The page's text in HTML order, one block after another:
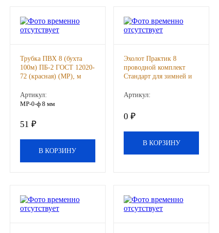
Оригинальные масла
РОСНЕФТЬ
MOZER
North Sea Lubricants
Подшипники
ЕПК
Трубка ПВХ 8 (бухта
100м) ПБ-2 ГОСТ 12020-
72 (красная) (МР), м
Артикул:
МР-0-ф 8 мм
51 ₽
В КОРЗИНУ
Эхолот Практик 8
проводной комплект
Стандарт для зимней и
Артикул:
0 ₽
В КОРЗИНУ